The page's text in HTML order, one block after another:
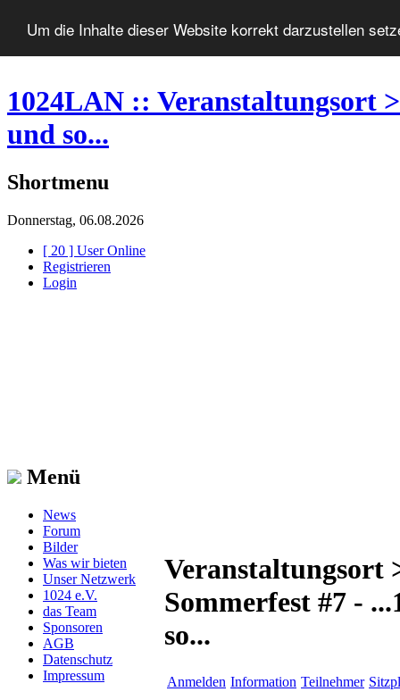
Um die Inhalte dieser Website korrekt darzustellen
1024LAN :: Veranstaltungsort
und so...
Shortmenu
Donnerstag, 06.08.2026
[ 20 ] User Online
Registrieren
Login
Menü
News
Forum
Bilder
Was wir bieten
Unser Netzwerk
1024 e.V.
das Team
Sponsoren
AGB
Datenschutz
Impressum
Veranstaltungsort
Sommerfest #7 -
so...
Anmelden Information Teilnehmer